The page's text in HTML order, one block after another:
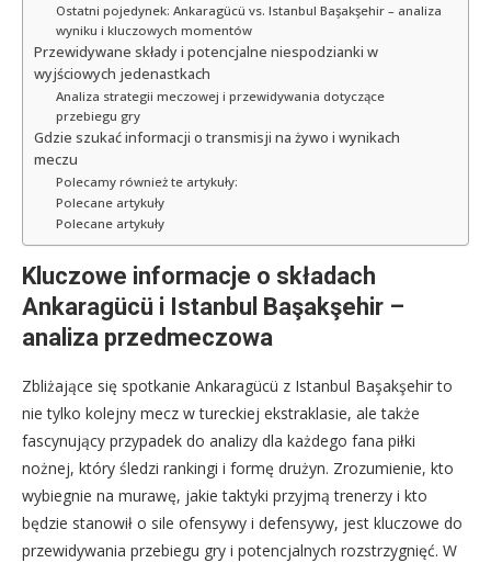
Ostatni pojedynek: Ankaragücü vs. Istanbul Başakşehir – analiza
wyniku i kluczowych momentów
Przewidywane składy i potencjalne niespodzianki w
wyjściowych jedenastkach
Analiza strategii meczowej i przewidywania dotyczące
przebiegu gry
Gdzie szukać informacji o transmisji na żywo i wynikach
meczu
Polecamy również te artykuły:
Polecane artykuły
Polecane artykuły
Kluczowe informacje o składach
Ankaragücü i Istanbul Başakşehir –
analiza przedmeczowa
Zbliżające się spotkanie Ankaragücü z Istanbul Başakşehir to
nie tylko kolejny mecz w tureckiej ekstraklasie, ale także
fascynujący przypadek do analizy dla każdego fana piłki
nożnej, który śledzi rankingi i formę drużyn. Zrozumienie, kto
wybiegnie na murawę, jakie taktyki przyjmą trenerzy i kto
będzie stanowił o sile ofensywy i defensywy, jest kluczowe do
przewidywania przebiegu gry i potencjalnych rozstrzygnięć. W